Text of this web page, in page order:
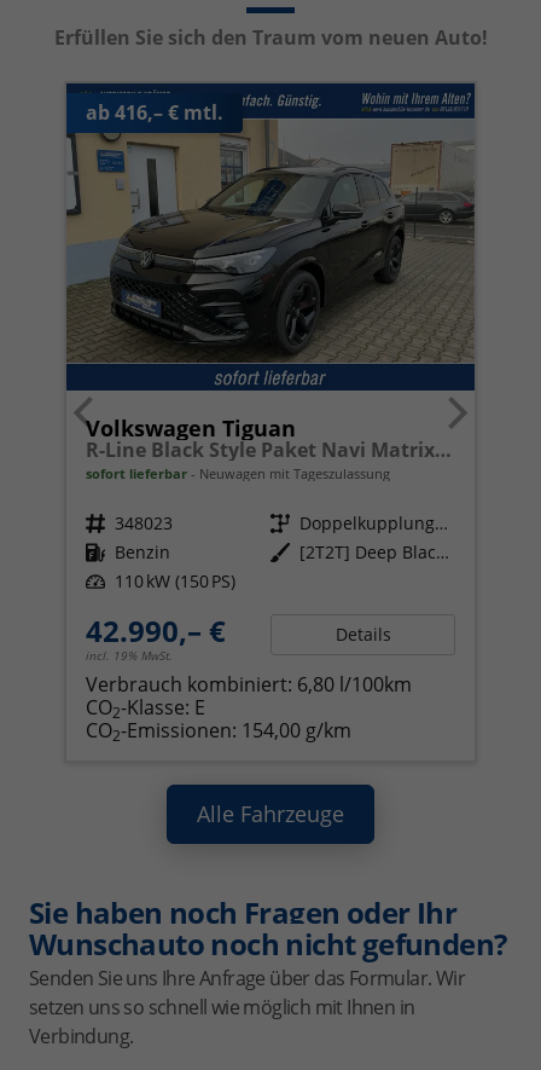
Erfüllen Sie sich den Traum vom neuen Auto!
ab 416,– € mtl.
Volkswagen Tiguan
R-Line Black Style Paket Navi Matrix-LED ACC
sofort lieferbar Neuwagen mit Tageszulassung
Fahrzeugnr. 348023 Getriebe
Doppelkupplungsgetriebe (DSG)
Kraftstoff Benzin Außenfarbe
[2T2T] Deep Black Perleffekt
Leistung 110 kW (150 PS)
42.990,– €
incl. 19% MwSt.
Details
Verbrauch kombiniert: 6,80 l/100km
CO2-Klasse: E
CO2-Emissionen: 154,00 g/km
Alle Fahrzeuge
Sie haben noch Fragen oder Ihr
Wunschauto noch nicht gefunden?
Senden Sie uns Ihre Anfrage über das Formular. Wir
setzen uns so schnell wie möglich mit Ihnen in
Verbindung.